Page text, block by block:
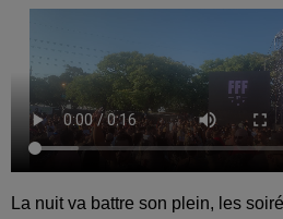
La nuit va battre son plein, les